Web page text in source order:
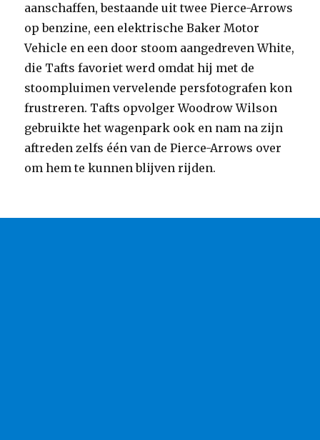
aanschaffen, bestaande uit twee Pierce-Arrows
op benzine, een elektrische Baker Motor
Vehicle en een door stoom aangedreven White,
die Tafts favoriet werd omdat hij met de
stoompluimen vervelende persfotografen kon
frustreren. Tafts opvolger Woodrow Wilson
gebruikte het wagenpark ook en nam na zijn
aftreden zelfs één van de Pierce-Arrows over
om hem te kunnen blijven rijden.